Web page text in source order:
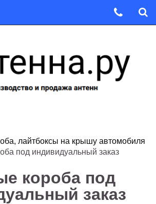
лайтбоксы на крышу автомобиля
под индивидуальный заказ
короба под
заказ